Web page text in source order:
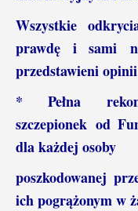
Wszystkie
prawdę i sami
przedstawieni
* Pełna
szczepionek od
dla każdej osoby
poszkodowanej
ich pogrążonym w